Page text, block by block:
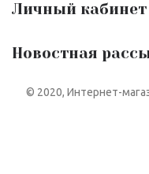
Личный кабинет
Новостная
© 2020, Интернет-